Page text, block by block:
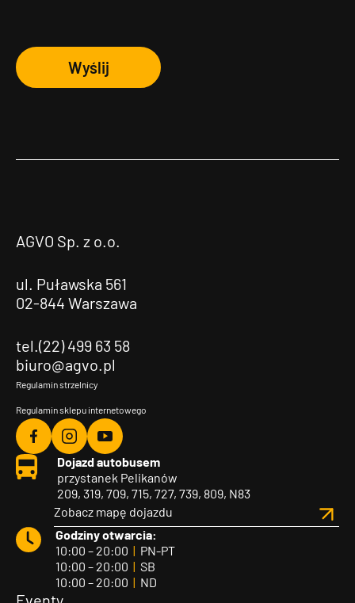
Wyślij
AGVO Sp. z o.o.
ul. Puławska 561
02-844 Warszawa
tel.(22) 499 63 58
biuro@agvo.pl
Regulamin strzelnicy
Regulamin sklepu internetowego
Agvo
Facebook
Agvo
Instagram
Agvo
YouTube
Dojazd autobusem
przystanek Pelikanów
209, 319, 709, 715, 727, 739, 809, N83
Zobacz mapę dojazdu
Godziny otwarcia:
10:00 – 20:00 | PN-PT
10:00 – 20:00 | SB
10:00 – 20:00 | ND